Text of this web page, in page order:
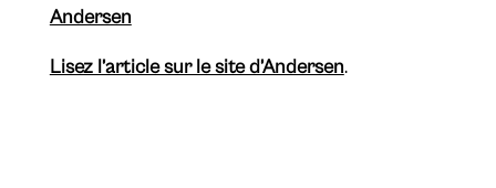
Andersen
Lisez l’article sur le site d’Andersen.